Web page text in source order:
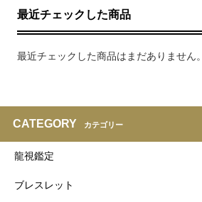
最近チェックした商品
最近チェックした商品はまだありません。
CATEGORY カテゴリー
龍視鑑定
ブレスレット